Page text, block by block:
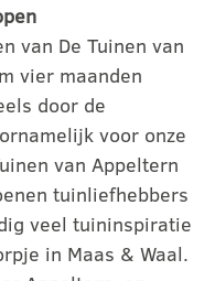
van De Tuinen van
vier maanden
door de
voor onze
van Appeltern
tuinliefhebbers
veel tuininspiratie
in Maas & Waal.